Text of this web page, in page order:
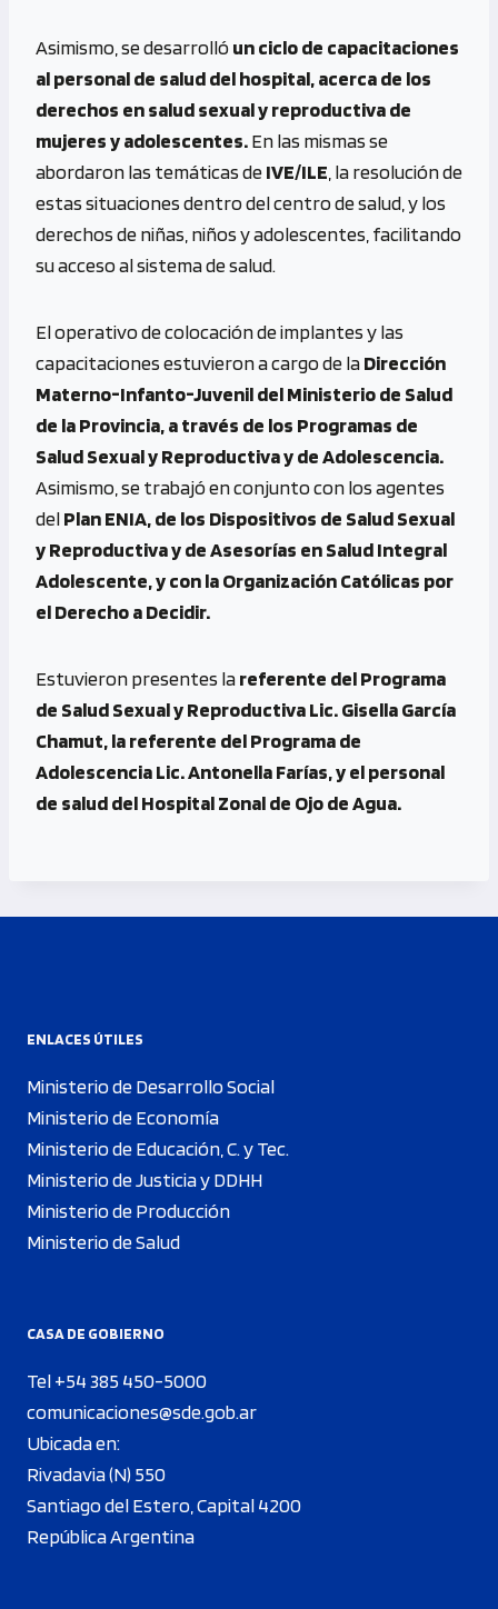
Asimismo, se desarrollóun ciclo de capacitaciones
al personal de salud del hospital, acerca de los
derechos en salud sexual y reproductiva de
mujeres y adolescentes.En las mismas se
abordaron las temáticas deIVE/ILE , la resolución de
estas situaciones dentro del centro de salud, y los
derechos de niñas, niños y adolescentes, facilitando
su acceso al sistema de salud.
El operativo de colocación de implantes y las
capacitaciones estuvieron a cargo de laDirección
Materno-Infanto-Juvenil del Ministerio de Salud
de la Provincia, a través de los Programas de
Salud Sexual y Reproductiva y de Adolescencia.
Asimismo, se trabajó en conjunto con los agentes
delPlan ENIA, de los Dispositivos de Salud Sexual
y Reproductiva y de Asesorías en Salud Integral
Adolescente, y con la Organización Católicas por
el Derecho a Decidir.
Estuvieron presentes lareferente del Programa
de Salud Sexual y Reproductiva Lic. Gisella García
Chamut, la referente del Programa de
Adolescencia Lic. Antonella Farías, y el personal
de salud del Hospital Zonal de Ojo de Agua.
ENLACES ÚTILES
Ministerio de Desarrollo Social
Ministerio de Economía
Ministerio de Educación, C. y Tec.
Ministerio de Justicia y DDHH
Ministerio de Producción
Ministerio de Salud
CASA DE GOBIERNO
Tel +54 385 450-5000
comunicaciones@sde.gob.ar
Ubicada en:
Rivadavia (N) 550
Santiago del Estero, Capital 4200
República Argentina